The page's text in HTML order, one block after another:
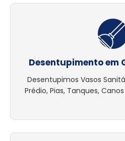
Desentupimento em
Desentupimos Vasos
Prédio, Pias, Tanques,